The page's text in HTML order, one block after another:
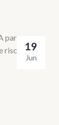
19
Jun